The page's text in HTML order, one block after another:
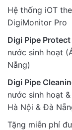
Hệ thống iOT
DigiMonitor Pro
Digi Pipe Protect
nước sinh hoạt
Nẵng)
Digi Pipe
nước sinh hoạt
Hà Nội & Đà
Tặng miễn phí